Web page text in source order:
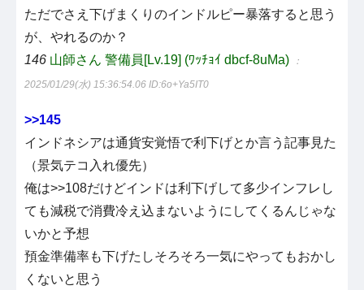
ただでさえ下げまくりのインドルピー暴落すると思う
が、やれるのか？
146 山師さん 警備員[Lv.19] (ﾜｯﾁｮｲ dbcf-8uMa) ：
2025/01/29(水) 15:36:54.06 ID:6o+Ya5IT0
>>145
インドネシアは通貨安覚悟で利下げとか言う記事見た
（景気テコ入れ優先）
俺は>>108だけどインドは利下げして多少インフレし
ても減税で消費冷え込まないようにしてくるんじゃな
いかと予想
預金準備率も下げたしそろそろ一気にやってもおかし
くないと思う